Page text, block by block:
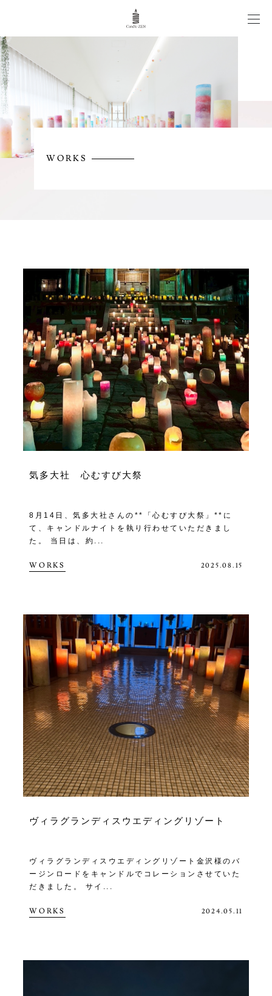
CANDLE WEDDING
WORKS
ITEM
WORKS
気多大社 心むすび大祭
8月14日、気多大社さんの**「心むすび大祭」**に
て、キャンドルナイトを執り行わせていただきまし
た。 当日は、約...
WORKS 2025.08.15
ヴィラグランディスウエディングリゾート
ヴィラグランディスウエディングリゾート金沢様のバ
ージンロードをキャンドルでコレーションさせていた
だきました。 サイ...
WORKS 2024.05.11